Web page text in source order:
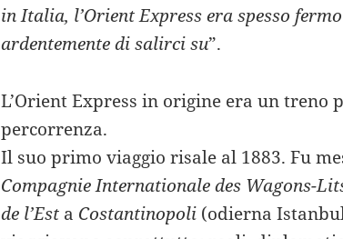
in Italia, l’Orient Express era spesso
ardentemente di salirci su”.
L’Orient Express in origine era un treno
percorrenza.
Il suo primo viaggio risale al 1883. Fu
Compagnie Internationale des Wagons-
de l’Est a Costantinopoli (odierna